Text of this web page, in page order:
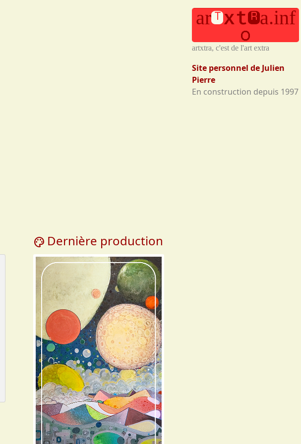
palette Dernière production
artxtra.inf
o
artxtra, c'est de l'art extra
Site personnel de Julien
Pierre
En construction depuis 1997